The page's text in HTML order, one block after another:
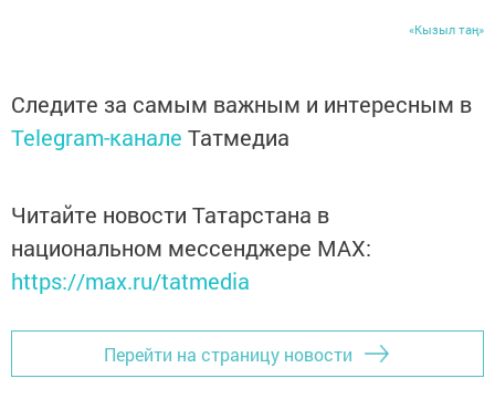
«Кызыл таң»
Следите за самым важным и интересным в
Telegram-канале Татмедиа
Читайте новости Татарстана в
национальном мессенджере MАХ:
https://max.ru/tatmedia
Перейти на страницу новости